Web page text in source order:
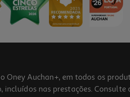
Auchan+, em todos os
nas prestações. Consulte